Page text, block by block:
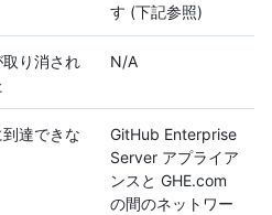
す (下記参照)
り消され
N/A
達できな
GitHub Enterprise
Server アプライア
ンスと GHE.com
の間のネットワー